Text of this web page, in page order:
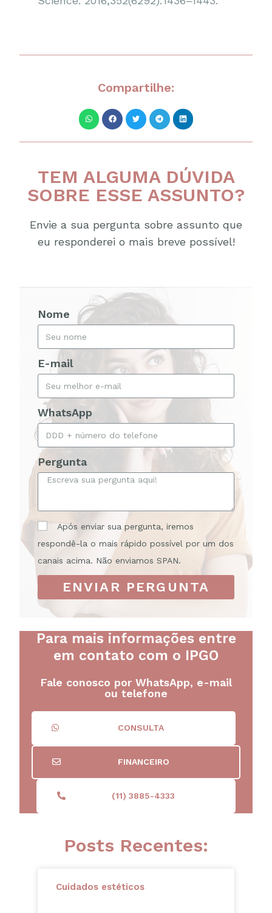
Compartilhe:
TEM ALGUMA DÚVIDA
SOBRE ESSE ASSUNTO?
Envie a sua pergunta sobre assunto que
eu responderei o mais breve possível!
Nome
E-mail
WhatsApp
Pergunta
Após enviar sua pergunta, iremos
respondê-la o mais rápido possível por um dos
canais acima. Não enviamos SPAN.
ENVIAR PERGUNTA
Para mais informações entre
em contato com o IPGO
Fale conosco por WhatsApp, e-mail
ou telefone
CONSULTA
FINANCEIRO
(11) 3885-4333
Posts Recentes:
Cuidados estéticos